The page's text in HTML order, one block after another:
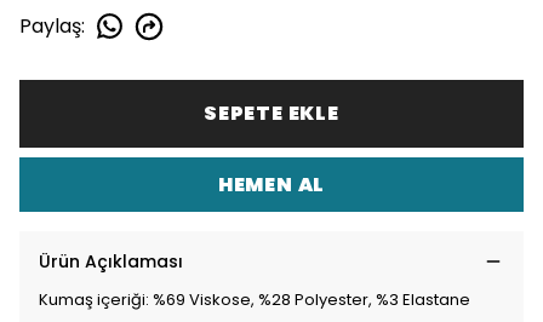
Paylaş:
SEPETE EKLE
HEMEN AL
Ürün Açıklaması
Kumaş içeriği: %69 Viskose, %28 Polyester, %3 Elastane